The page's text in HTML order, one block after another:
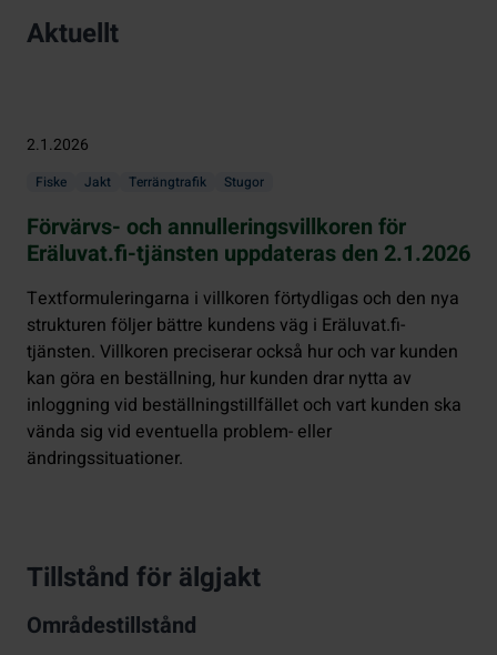
Aktuellt
2.1.2026
Fiske Jakt Terrängtrafik Stugor
Förvärvs- och annulleringsvillkoren för
Eräluvat.fi-tjänsten uppdateras den 2.1.2026
Textformuleringarna i villkoren förtydligas och den nya
strukturen följer bättre kundens väg i Eräluvat.fi-
tjänsten. Villkoren preciserar också hur och var kunden
kan göra en beställning, hur kunden drar nytta av
inloggning vid beställningstillfället och vart kunden ska
vända sig vid eventuella problem- eller
ändringssituationer.
Tillstånd för älgjakt
Områdestillstånd